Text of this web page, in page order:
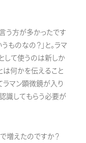
言う方が多かったです
ものなの？」と。ラマ
して使うのは新しか
は何かを伝えること
マン顕微鏡が入り
識してもらう必要が
増えたのですか？